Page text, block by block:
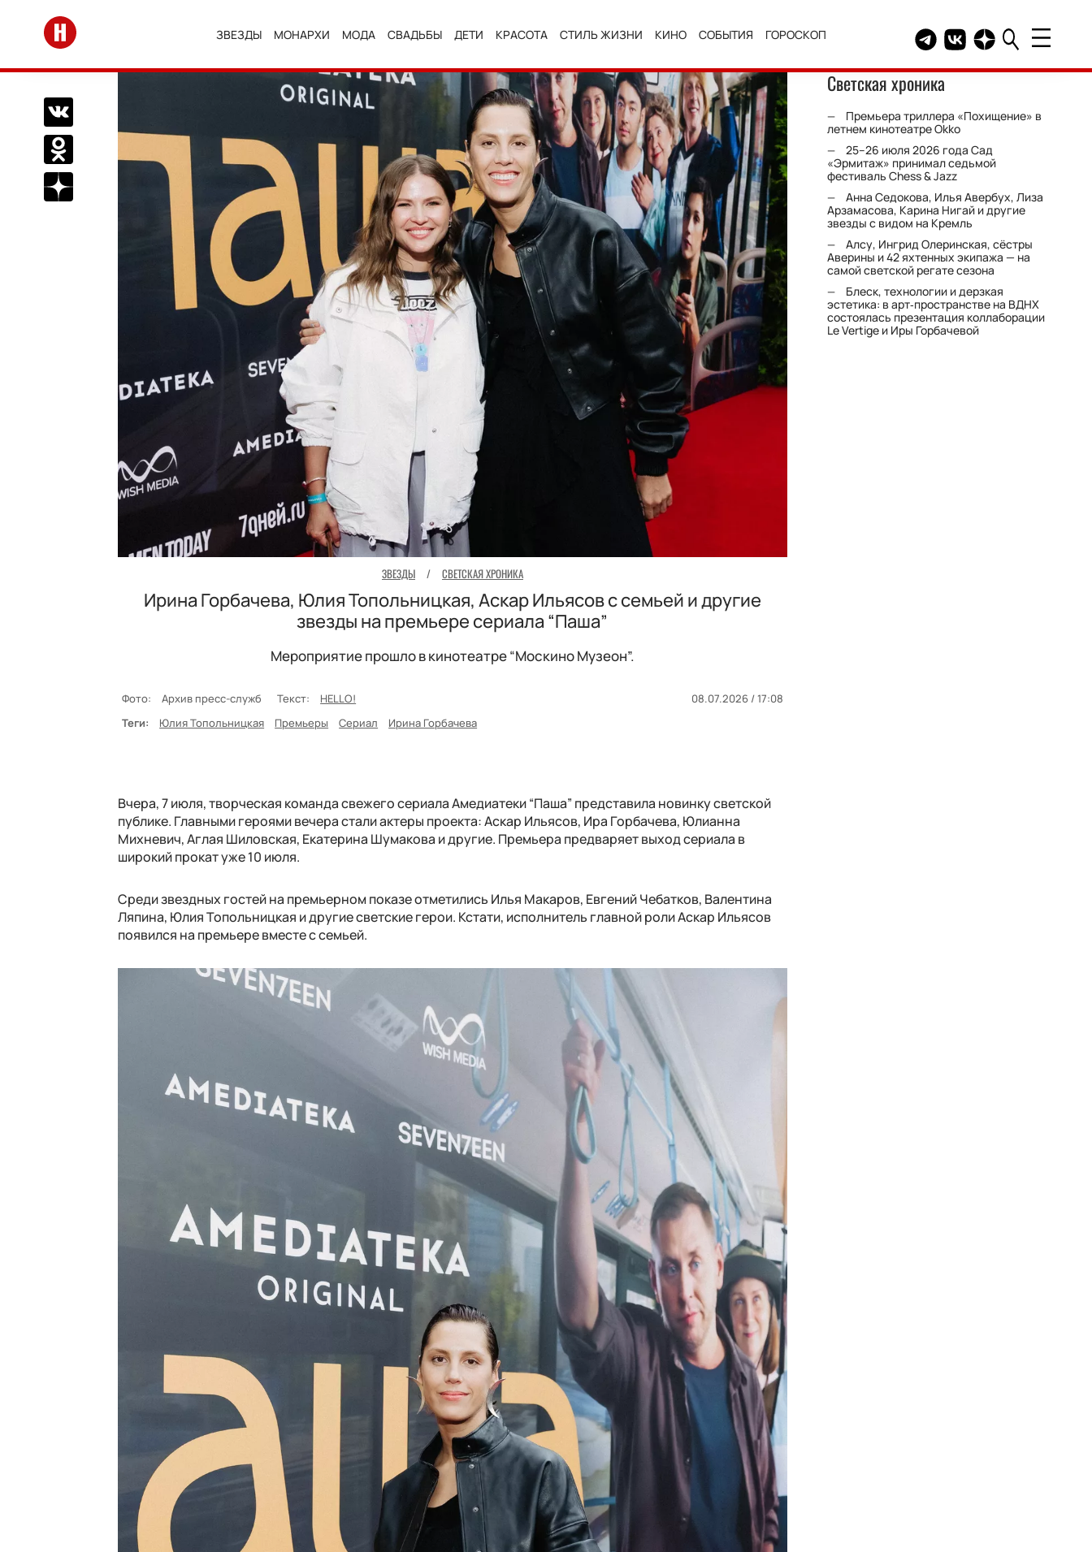
Перейти на главную
ЗВЕЗДЫ МОНАРХИ МОДА СВАДЬБЫ ДЕТИ КРАСОТА СТИЛЬ ЖИЗНИ КИНО СОБЫТИЯ ГОРОСКОП Telegram канал HELLO
Группа HELLO
Канал HELLO в
Поделиться Вконтакте
Поделиться в Одноклассниках
Подписаться на нас в Дзен
ЗВЕЗДЫ / СВЕТСКАЯ ХРОНИКА
Ирина Горбачева, Юлия Топольницкая, Аскар Ильясов с семьей и другие
звезды на премьере сериала “Паша”
Мероприятие прошло в кинотеатре “Москино Музеон”.
Фото: Архив пресс-служб Текст: HELLO!
08.07.2026 / 17:08
Теги:
Юлия Топольницкая Премьеры Сериал Ирина Горбачева
Вчера, 7 июля, творческая команда свежего сериала Амедиатеки “Паша” представила новинку светской
публике. Главными героями вечера стали актеры проекта: Аскар Ильясов, Ира Горбачева, Юлианна
Михневич, Аглая Шиловская, Екатерина Шумакова и другие. Премьера предваряет выход сериала в
широкий прокат уже 10 июля.
Среди звездных гостей на премьерном показе отметились Илья Макаров, Евгений Чебатков, Валентина
Ляпина, Юлия Топольницкая и другие светские герои. Кстати, исполнитель главной роли Аскар Ильясов
появился на премьере вместе с семьей.
Светская хроника
Премьера триллера «Похищение» в
летнем кинотеатре Okko
25–26 июля 2026 года Сад
«Эрмитаж» принимал седьмой
фестиваль Chess & Jazz
Анна Седокова, Илья Авербух, Лиза
Арзамасова, Карина Нигай и другие
звезды с видом на Кремль
Алсу, Ингрид Олеринская, сёстры
Аверины и 42 яхтенных экипажа — на
самой светской регате сезона
Блеск, технологии и дерзкая
эстетика: в арт‑пространстве на ВДНХ
состоялась презентация коллаборации
Le Vertige и Иры Горбачевой